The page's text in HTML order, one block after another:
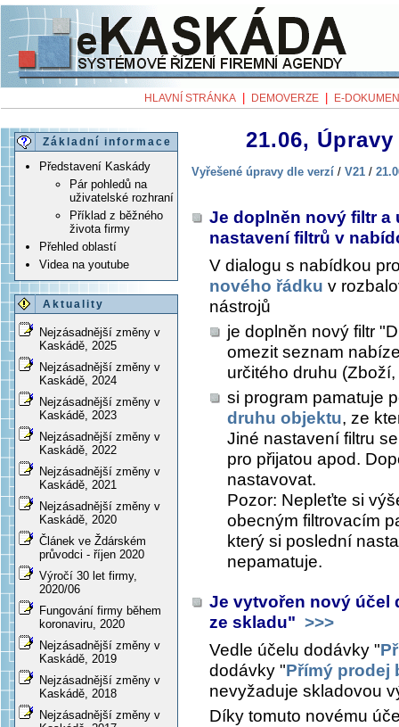
HLAVNÍ STRÁNKA DEMOVERZE E-
Základní informace
Představení Kaskády
Pár pohledů na
uživatelské rozhraní
Příklad z běžného
života firmy
Přehled oblastí
Videa na youtube
Aktuality
Nejzásadnější změny v
Kaskádě, 2025
Nejzásadnější změny v
Kaskádě, 2024
Nejzásadnější změny v
Kaskádě, 2023
Nejzásadnější změny v
Kaskádě, 2022
Nejzásadnější změny v
Kaskádě, 2021
Nejzásadnější změny v
Kaskádě, 2020
Článek ve Ždárském
průvodci - říjen 2020
Výročí 30 let firmy,
2020/06
Fungování firmy během
koronaviru, 2020
Nejzásadnější změny v
Kaskádě, 2019
Nejzásadnější změny v
Kaskádě, 2018
Nejzásadnější změny v
21.06,
Vyřešené úpravy dle verzí / V21 /
Je doplněn nový filtr a
nastavení filtrů v
V dialogu s nabídkou
nového řádku v
nástrojů
je doplněn nový filtr
omezit seznam
určitého druhu
si program pamatuje
druhu objektu, ze
Jiné nastavení filtru
pro přijatou apod.
nastavovat.
Pozor: Nepleťte si
obecným filtrovacím
který si poslední
nepamatuje.
Je vytvořen nový účel
ze skladu" >>>
Vedle účelu dodávky "
dodávky "Přímý prodej
nevyžaduje skladovou
Díky tomuto novému